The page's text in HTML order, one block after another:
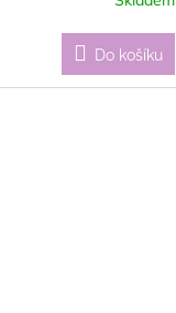
Do košíku